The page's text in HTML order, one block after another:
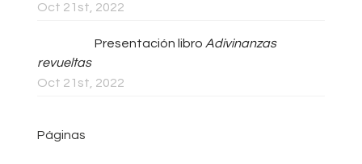
Oct 21st, 2022
Presentación libro Adivinanzas
revueltas
Oct 21st, 2022
Páginas